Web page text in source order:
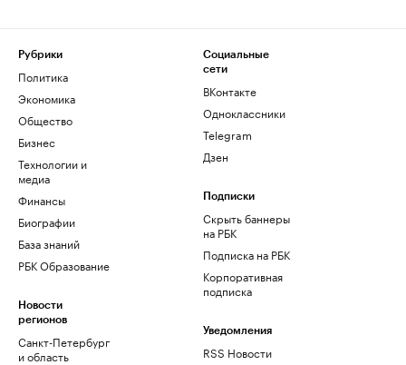
Рубрики
Политика
Экономика
Общество
Бизнес
Технологии и
медиа
Финансы
Биографии
База знаний
РБК Образование
Новости
регионов
Санкт-Петербург
и область
Социальные
сети
ВКонтакте
Одноклассники
Telegram
Дзен
Подписки
Скрыть баннеры
на РБК
Подписка на РБК
Корпоративная
подписка
Уведомления
RSS Новости